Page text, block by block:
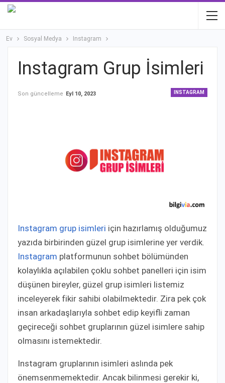
Ev Sosyal Medya Instagram
Instagram Grup İsimleri
INSTAGRAM
Son güncelleme Eyl 10, 2023
Instagram grup isimleri için hazırlamış olduğumuz
yazıda birbirinden güzel grup isimlerine yer verdik.
Instagram platformunun sohbet bölümünden
kolaylıkla açılabilen çoklu sohbet panelleri için isim
düşünen bireyler, güzel grup isimleri listemiz
inceleyerek fikir sahibi olabilmektedir. Zira pek çok
insan arkadaşlarıyla sohbet edip keyifli zaman
geçireceği sohbet gruplarının güzel isimlere sahip
olmasını istemektedir.
Instagram gruplarının isimleri aslında pek
önemsenmemektedir. Ancak bilinmesi gerekir ki,